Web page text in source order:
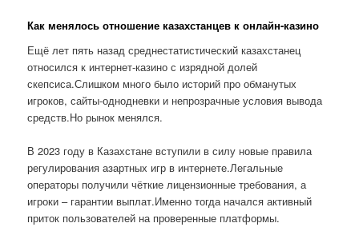
Как менялось отношение казахстанцев к онлайн-казино
Ещё лет пять назад среднестатистический казахстанец
относился к интернет-казино с изрядной долей
скепсиса.Слишком много было историй про обманутых
игроков, сайты-однодневки и непрозрачные условия вывода
средств.Но рынок менялся.
В 2023 году в Казахстане вступили в силу новые правила
регулирования азартных игр в интернете.Легальные
операторы получили чёткие лицензионные требования, а
игроки – гарантии выплат.Именно тогда начался активный
приток пользователей на проверенные платформы.